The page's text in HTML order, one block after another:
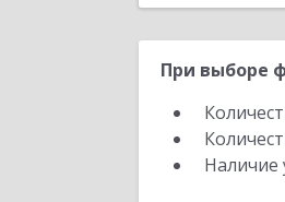
При выборе
Наличие